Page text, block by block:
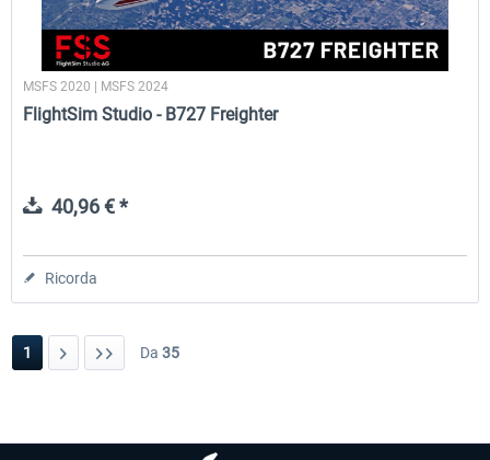
MSFS 2020 | MSFS 2024
FlightSim Studio - B727 Freighter
40,96 € *
Ricorda
1 Da 35